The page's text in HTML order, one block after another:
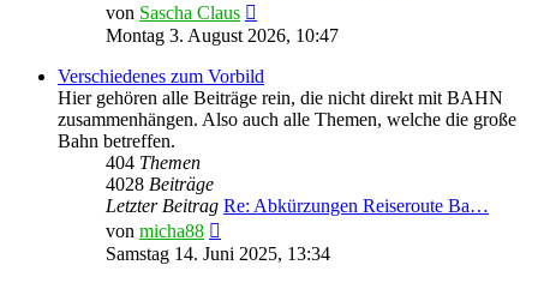
von Sascha Claus
Beitrag
Montag 3. August 2026, 10:47
Verschiedenes zum Vorbild
Hier gehören alle Beiträge rein, die nicht direkt mit BAHN
zusammenhängen. Also auch alle Themen, welche die große
Bahn betreffen.
404 Themen
4028 Beiträge
Letzter Beitrag Re: Abkürzungen Reiseroute Ba…
von micha88
Beitrag
Samstag 14. Juni 2025, 13:34